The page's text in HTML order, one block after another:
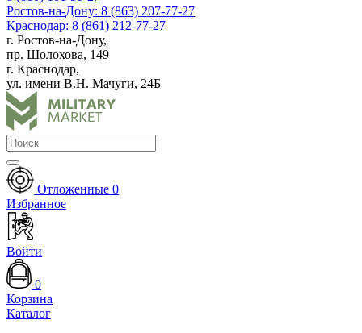
Ростов-на-Дону: 8 (863) 207-77-27
Краснодар: 8 (861) 212-77-27
г. Ростов-на-Дону,
пр. Шолохова, 149
г. Краснодар,
ул. имени В.Н. Мачуги, 24Б
Отложенные 0
Избранное
Войти
0
Корзина
Каталог